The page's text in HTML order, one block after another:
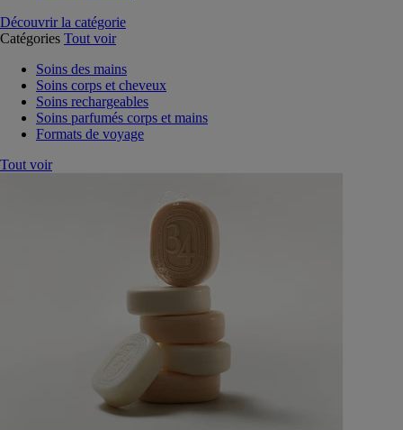
Découvrir la catégorie
Catégories Tout voir
Soins des mains
Soins corps et cheveux
Soins rechargeables
Soins parfumés corps et mains
Formats de voyage
Tout voir